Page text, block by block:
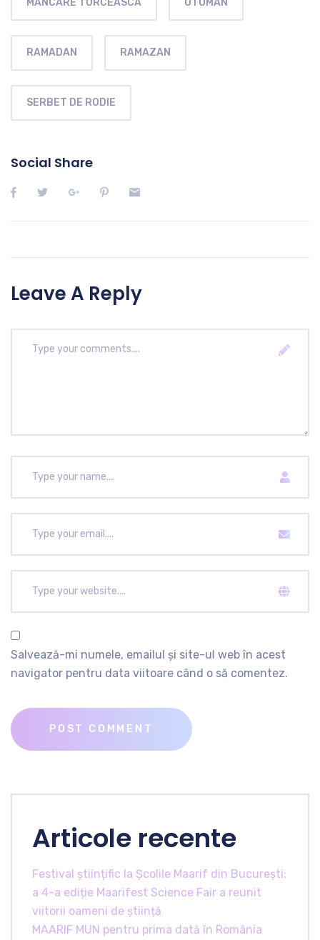
RAMADAN RAMAZAN
SERBET DE RODIE
Social Share
Leave A Reply
Salvează-mi numele, emailul și site-ul web în acest
navigator pentru data viitoare când o să comentez.
Articole recente
Festival științific la Școlile Maarif din București:
a 4-a ediție Maarifest Science Fair a reunit
viitorii oameni de știință
MAARIF MUN pentru prima dată în România